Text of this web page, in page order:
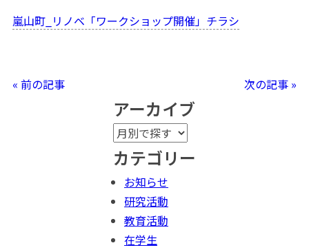
嵐山町_リノベ「ワークショップ開催」チラシ
« 前の記事 次の記事 »
アーカイブ
カテゴリー
お知らせ
研究活動
教育活動
在学生